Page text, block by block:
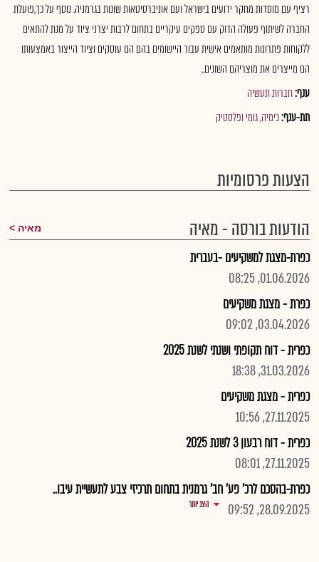
רציף עם מוסדות מחקר ידועים בישראל ועם אוניברסיטאות שונות בגרמניה. נוסף על כך,פועלת
החברה לשיתוף פעולה הדוק עם ספקים עיקריים בתחום לרבות יצרני ציוד על מנת להתאים
ללקוחות פתרונות מותאמים אישית עבור היישומים בהם הם עוסקים וציוד הייצור באמצעותו
הם מייצרים את מוצריהם השונים..
ענף:חברות תעשיה
תת-ענף:כימיה, גומי ופלסטיק
הצעות פרסומיות
הודעות בורסה - מאיה
מאיה
כפרת-מצגת למשקיעים -בעברית
01.06.2026, 08:25
כפרת - מצגת משקיעים
03.04.2026, 09:02
כפרית - דוח תקופתי ושנתי לשנת 2025
31.03.2026, 18:38
כפרית - מצגת משקיעים
27.11.2025, 10:56
כפרית - דוח רבעון 3 לשנת 2025
27.11.2025, 08:01
כפרת-בהסכם לרכ' פע' חב' גרמנית בתחום תרכיזי צבע לתעשיית עיבו..
28.09.2025, 09:52
הצג יותר